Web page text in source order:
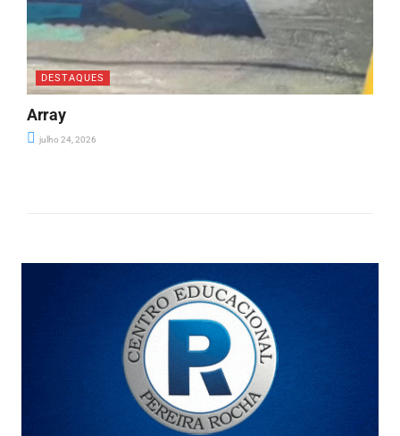
DESTAQUES
Array
julho 24, 2026